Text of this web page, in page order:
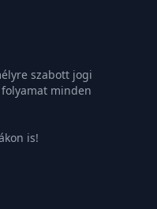
szabott jogi
minden
is!